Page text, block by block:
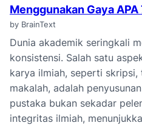
Menggunakan Gaya
by BrainText
Dunia akademik seringkali
konsistensi. Salah satu
karya ilmiah, seperti skripsi,
makalah, adalah
pustaka bukan sekadar
integritas ilmiah,